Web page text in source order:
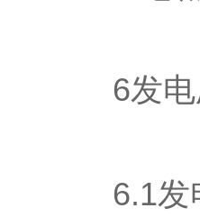
6发
6.1